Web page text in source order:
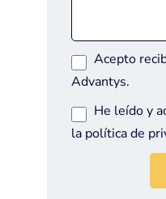
Acepto
Advantys.
He leído y
la política de